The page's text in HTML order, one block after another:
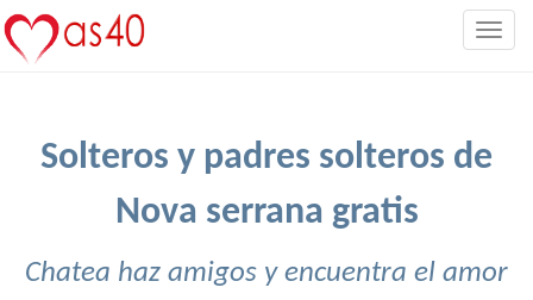
Solteros y padres solteros de
Nova serrana gratis
Chatea haz amigos y encuentra el amor